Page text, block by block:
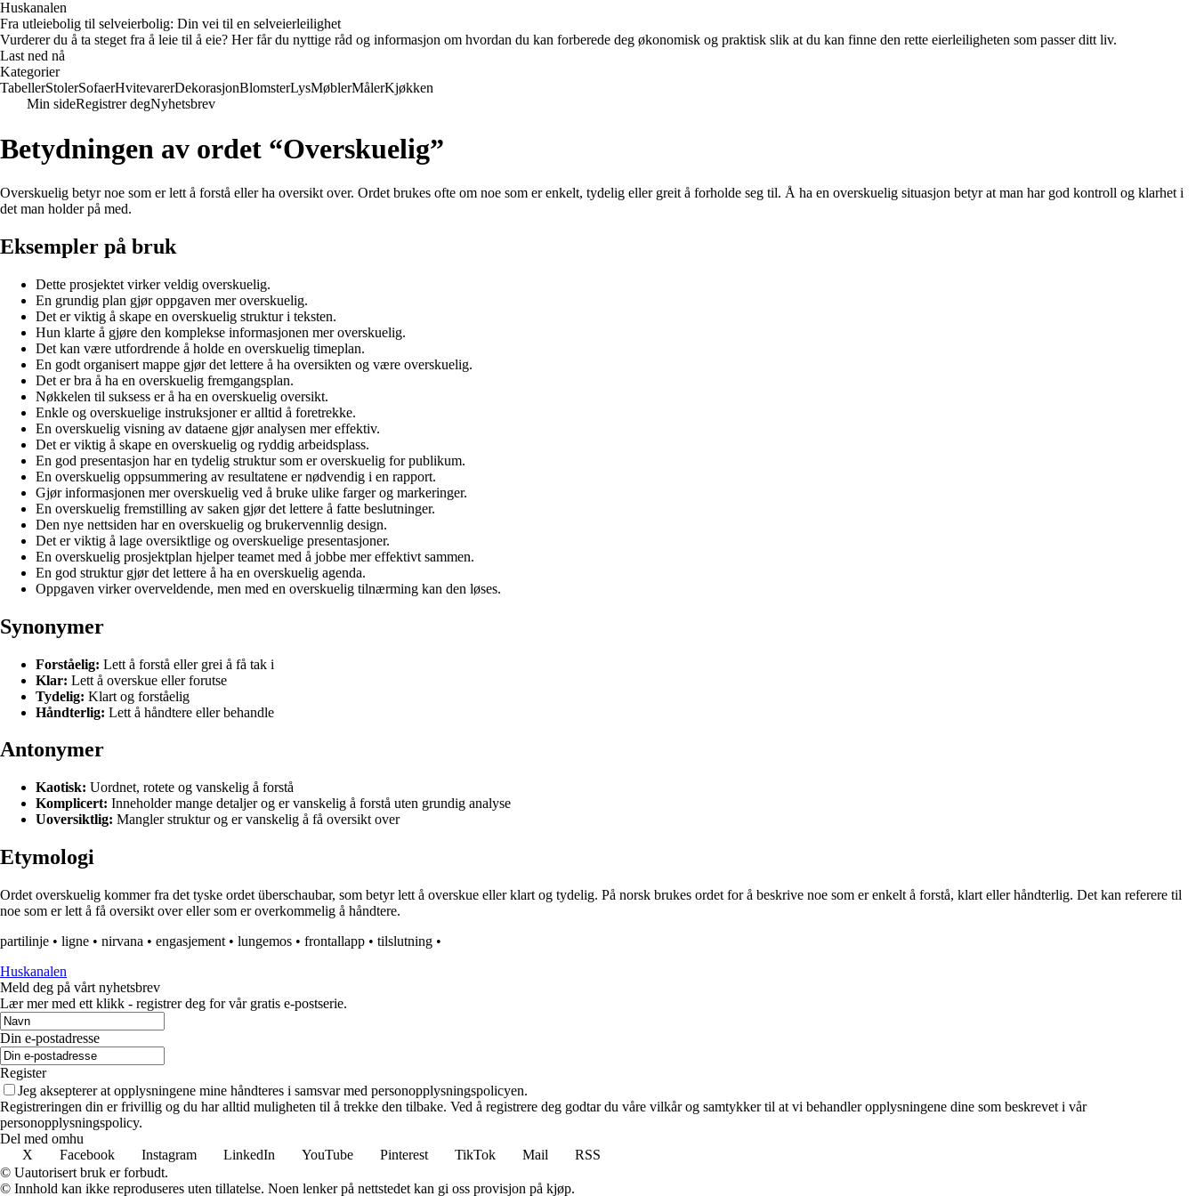
Huskanalen
Fra utleiebolig til selveierbolig: Din vei til en selveierleilighet
Vurderer du å ta steget fra å leie til å eie? Her får du nyttige råd og informasjon om hvordan du kan forberede deg økonomisk og praktisk slik at du kan finne den rette eierleiligheten som passer ditt liv.
Last ned nå
Kategorier
TabellerStolerSofaerHvitevarerDekorasjonBlomsterLysMøblerMålerKjøkken
Min sideRegistrer degNyhetsbrev
Betydningen av ordet “Overskuelig”
Overskuelig betyr noe som er lett å forstå eller ha oversikt over. Ordet brukes ofte om noe som er enkelt, tydelig eller greit å forholde seg til. Å ha en overskuelig situasjon betyr at man har god kontroll og klarhet i
det man holder på med.
Eksempler på bruk
Dette prosjektet virker veldig overskuelig.
En grundig plan gjør oppgaven mer overskuelig.
Det er viktig å skape en overskuelig struktur i teksten.
Hun klarte å gjøre den komplekse informasjonen mer overskuelig.
Det kan være utfordrende å holde en overskuelig timeplan.
En godt organisert mappe gjør det lettere å ha oversikten og være overskuelig.
Det er bra å ha en overskuelig fremgangsplan.
Nøkkelen til suksess er å ha en overskuelig oversikt.
Enkle og overskuelige instruksjoner er alltid å foretrekke.
En overskuelig visning av dataene gjør analysen mer effektiv.
Det er viktig å skape en overskuelig og ryddig arbeidsplass.
En god presentasjon har en tydelig struktur som er overskuelig for publikum.
En overskuelig oppsummering av resultatene er nødvendig i en rapport.
Gjør informasjonen mer overskuelig ved å bruke ulike farger og markeringer.
En overskuelig fremstilling av saken gjør det lettere å fatte beslutninger.
Den nye nettsiden har en overskuelig og brukervennlig design.
Det er viktig å lage oversiktlige og overskuelige presentasjoner.
En overskuelig prosjektplan hjelper teamet med å jobbe mer effektivt sammen.
En god struktur gjør det lettere å ha en overskuelig agenda.
Oppgaven virker overveldende, men med en overskuelig tilnærming kan den løses.
Synonymer
Forståelig: Lett å forstå eller grei å få tak i
Klar: Lett å overskue eller forutse
Tydelig: Klart og forståelig
Håndterlig: Lett å håndtere eller behandle
Antonymer
Kaotisk: Uordnet, rotete og vanskelig å forstå
Komplicert: Inneholder mange detaljer og er vanskelig å forstå uten grundig analyse
Uoversiktlig: Mangler struktur og er vanskelig å få oversikt over
Etymologi
Ordet overskuelig kommer fra det tyske ordet überschaubar, som betyr lett å overskue eller klart og tydelig. På norsk brukes ordet for å beskrive noe som er enkelt å forstå, klart eller håndterlig. Det kan referere til
noe som er lett å få oversikt over eller som er overkommelig å håndtere.
partilinje • ligne • nirvana • engasjement • lungemos • frontallapp • tilslutning •
Huskanalen
Meld deg på vårt nyhetsbrev
Lær mer med ett klikk - registrer deg for vår gratis e-postserie.
Din e-postadresse
Register
Jeg aksepterer at opplysningene mine håndteres i samsvar med personopplysningspolicyen.
Registreringen din er frivillig og du har alltid muligheten til å trekke den tilbake. Ved å registrere deg godtar du våre vilkår og samtykker til at vi behandler opplysningene dine som beskrevet i vår
personopplysningspolicy.
Del med omhu
X
Facebook Instagram LinkedIn YouTube Pinterest TikTok Mail
RSS
© Uautorisert bruk er forbudt.
© Innhold kan ikke reproduseres uten tillatelse. Noen lenker på nettstedet kan gi oss provisjon på kjøp.